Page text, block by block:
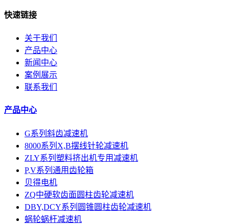
快速链接
关于我们
产品中心
新闻中心
案例展示
联系我们
产品中心
G系列斜齿减速机
8000系列X,B摆线针轮减速机
ZLY系列塑料挤出机专用减速机
P,V系列通用齿轮箱
贝得电机
ZQ中硬软齿面圆柱齿轮减速机
DBY,DCY系列圆锥圆柱齿轮减速机
蜗轮蜗杆减速机